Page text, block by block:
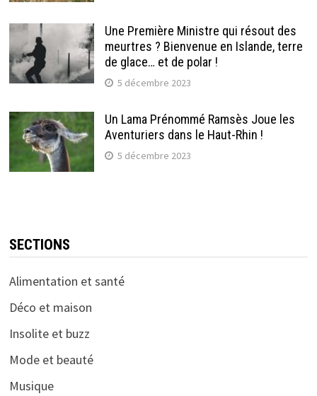
Une Première Ministre qui résout des
meurtres ? Bienvenue en Islande, terre
de glace… et de polar !
5 décembre 2023
Un Lama Prénommé Ramsès Joue les
Aventuriers dans le Haut-Rhin !
5 décembre 2023
SECTIONS
Alimentation et santé
Déco et maison
Insolite et buzz
Mode et beauté
Musique